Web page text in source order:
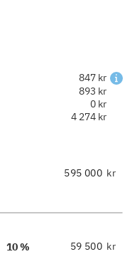
847 kr
893 kr
0 kr
4 274 kr
kr
10 % kr